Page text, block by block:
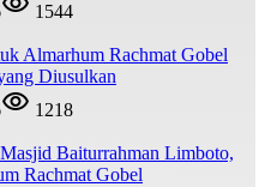
1544
Almarhum Rachmat Gobel
Diusulkan
1218
Baiturrahman Limboto,
Rachmat Gobel